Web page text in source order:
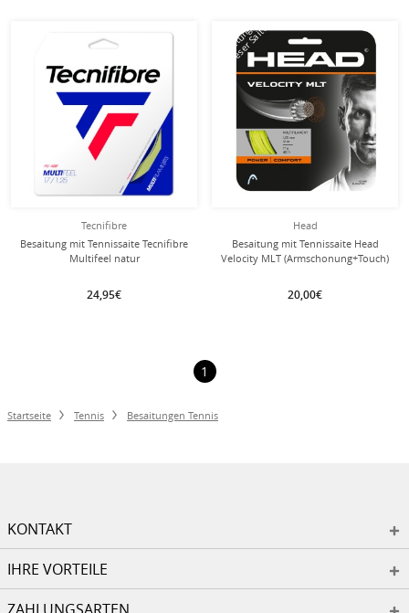
Tecnifibre
Besaitung mit Tennissaite Tecnifibre
Multifeel natur
24,95€
mit dieser Saite
Head
Besaitung mit Tennissaite Head
Velocity MLT (Armschonung+Touch)
20,00€
Besaitung
mit dieser Saite
1
Startseite Tennis Besaitungen Tennis
KONTAKT
IHRE VORTEILE